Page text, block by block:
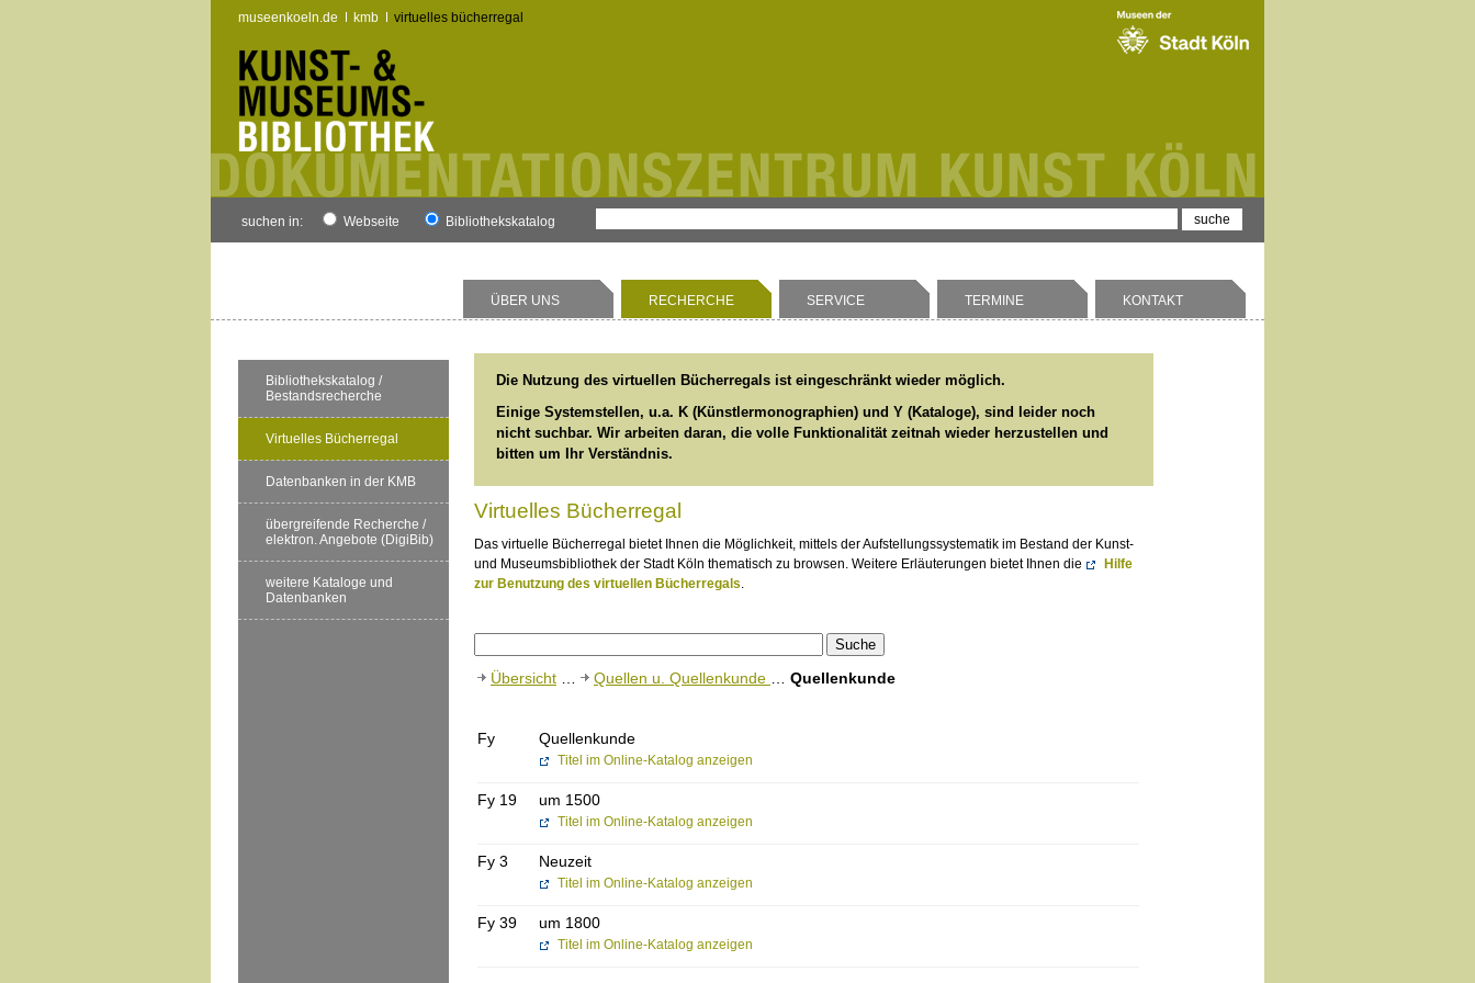
museenkoeln.de kmb virtuelles bücherregal
suchen in: Webseite Bibliothekskatalog
ÜBER UNS RECHERCHE SERVICE TERMINE KONTAKT
Bibliothekskatalog /
Bestandsrecherche
Virtuelles Bücherregal
Datenbanken in der KMB
übergreifende Recherche /
elektron. Angebote (DigiBib)
weitere Kataloge und
Datenbanken
Die Nutzung des virtuellen Bücherregals ist eingeschränkt wieder möglich.
Einige Systemstellen, u.a. K (Künstlermonographien) und Y (Kataloge), sind leider noch
nicht suchbar. Wir arbeiten daran, die volle Funktionalität zeitnah wieder herzustellen und
bitten um Ihr Verständnis.
Virtuelles Bücherregal
Das virtuelle Bücherregal bietet Ihnen die Möglichkeit, mittels der Aufstellungssystematik im Bestand der Kunst-
und Museumsbibliothek der Stadt Köln thematisch zu browsen. Weitere Erläuterungen bietet Ihnen die
Hilfe
zur Benutzung des virtuellen Bücherregals
Übersicht Quellen u. Quellenkunde Quellenkunde
Fy Quellenkunde
Titel im Online-Katalog anzeigen
Fy 19 um 1500
Titel im Online-Katalog anzeigen
Fy 3 Neuzeit
Titel im Online-Katalog anzeigen
Fy 39 um 1800
Titel im Online-Katalog anzeigen